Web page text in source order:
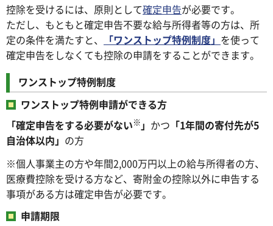
控除を受けるには、原則として確定申告が必要です。
ただし、もともと確定申告不要な給与所得者等の方は、所
定の条件を満たすと、
「ワンストップ特例制度」 を使って
確定申告をしなくても控除の申請をすることができます。
ワンストップ特例制度
ワンストップ特例申請ができる方
「確定申告をする必要がない※ 」 かつ 「1年間の寄付先が5
自治体以内」 の方
※個人事業主の方や年間2,000万円以上の給与所得者の方、
医療費控除を受ける方など、寄附金の控除以外に申告する
事項がある方は確定申告が必要です。
申請期限